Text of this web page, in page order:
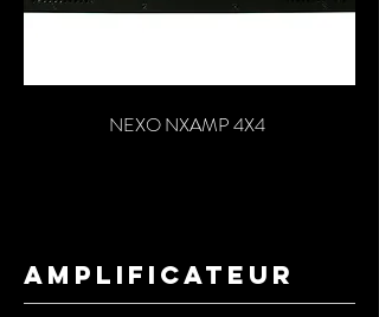
NEXO NXAMP 4X4
amplificateur